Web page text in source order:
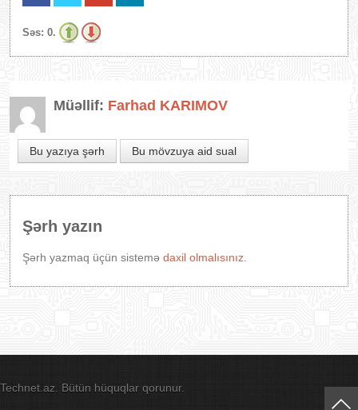
Səs: 0.
Müəllif: Farhad KARIMOV
Bu yazıya şərh Bu mövzuya aid sual
Şərh yazın
Şərh yazmaq üçün sistemə daxil olmalısınız.
Technet.az. Bütün hüquqlar qorunur.